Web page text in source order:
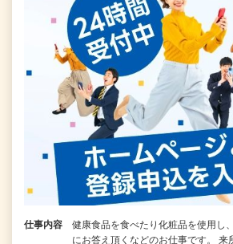
仕事内容
健康食品を食べたり化粧品を使用し
にお答え頂くなどのお仕事です。 来